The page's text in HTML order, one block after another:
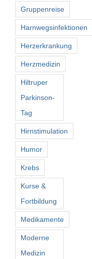
Gruppenreise
Harnwegsinfektionen
Herzerkrankung
Herzmedizin
Hiltruper
Parkinson-
Tag
Hirnstimulation
Humor
Krebs
Kurse &
Fortbildung
Medikamente
Moderne
Medizin